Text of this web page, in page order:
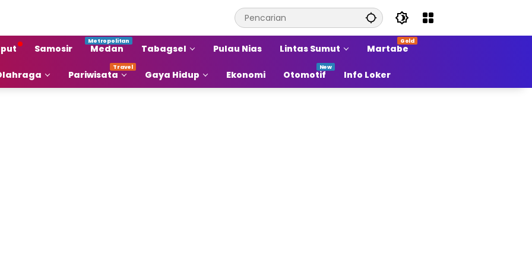
Samosir Medan Tabagsel Pulau Nias Lintas Sumut Martabe
Pariwisata Gaya Hidup Ekonomi Otomotif Info Loker